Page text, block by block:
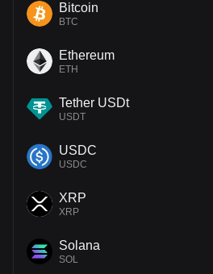
Bitcoin
BTC
Ethereum
ETH
Tether USDt
USDT
USDC
USDC
XRP
XRP
Solana
SOL